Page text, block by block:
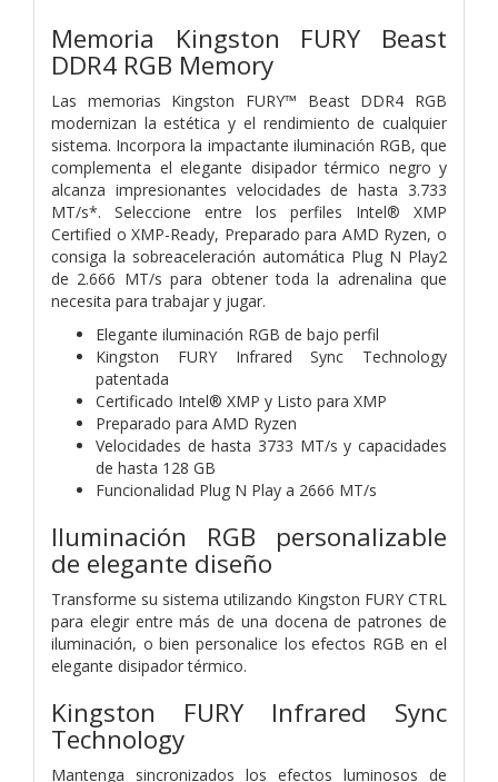
Memoria Kingston FURY Beast
DDR4 RGB Memory
Las memorias Kingston FURY™ Beast DDR4 RGB
modernizan la estética y el rendimiento de cualquier
sistema. Incorpora la impactante iluminación RGB, que
complementa el elegante disipador térmico negro y
alcanza impresionantes velocidades de hasta 3.733
MT/s*. Seleccione entre los perfiles Intel® XMP
Certified o XMP-Ready, Preparado para AMD Ryzen, o
consiga la sobreaceleración automática Plug N Play2
de 2.666 MT/s para obtener toda la adrenalina que
necesita para trabajar y jugar.
Elegante iluminación RGB de bajo perfil
Kingston FURY Infrared Sync Technology
patentada
Certificado Intel® XMP y Listo para XMP
Preparado para AMD Ryzen
Velocidades de hasta 3733 MT/s y capacidades
de hasta 128 GB
Funcionalidad Plug N Play a 2666 MT/s
Iluminación RGB personalizable
de elegante diseño
Transforme su sistema utilizando Kingston FURY CTRL
para elegir entre más de una docena de patrones de
iluminación, o bien personalice los efectos RGB en el
elegante disipador térmico.
Kingston FURY Infrared Sync
Technology
Mantenga sincronizados los efectos luminosos de